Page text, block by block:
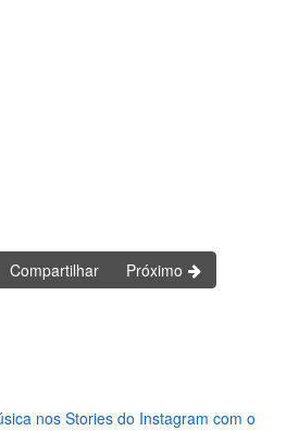
Compartilhar Próximo
nos Stories do Instagram com o